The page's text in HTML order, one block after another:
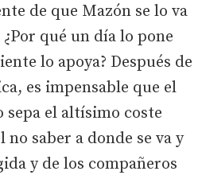
de que Mazón se lo va
qué un día lo pone
lo apoya? Después de
es impensable que el
el altísimo coste
saber a donde se va y
y de los compañeros